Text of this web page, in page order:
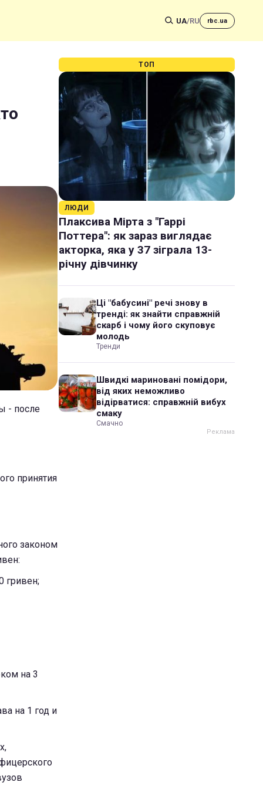
UA/RU rbc.ua
- после
принятия
законом
гривен;
на 3
на 1 год и
ТОП
ЛЮДИ
Плаксива Мірта з "Гаррі
Поттера": як зараз виглядає
акторка, яка у 37 зіграла 13-
річну дівчинку
Ці "бабусині" речі знову в
тренді: як знайти справжній
скарб і чому його скуповує
молодь
Тренди
Швидкі мариновані помідори,
від яких неможливо
відірватися: справжній вибух
смаку
Смачно